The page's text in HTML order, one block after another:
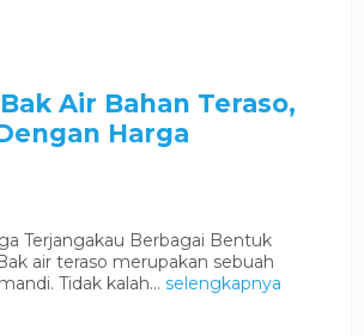
Air Bahan Teraso,
Harga
Terjangakau Berbagai Bentuk
air teraso merupakan sebuah
Tidak kalah... selengkapnya